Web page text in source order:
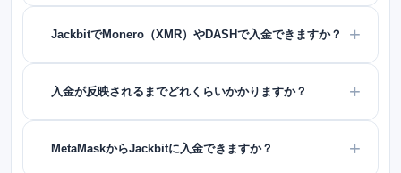
JackbitでMonero（XMR）やDASHで入金できますか？
入金が反映されるまでどれくらいかかりますか？
MetaMaskからJackbitに入金できますか？